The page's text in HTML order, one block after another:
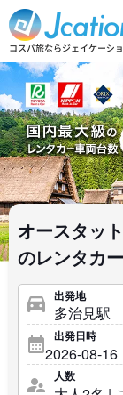
オースタッ
のレンタカ
出発地
出発日時
人数